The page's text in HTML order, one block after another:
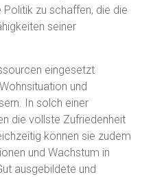
Politik zu schaffen, die die
seiner
eingesetzt
und
In solch einer
die vollste Zufriedenheit
können sie zudem
und Wachstum in
ausgebildete und